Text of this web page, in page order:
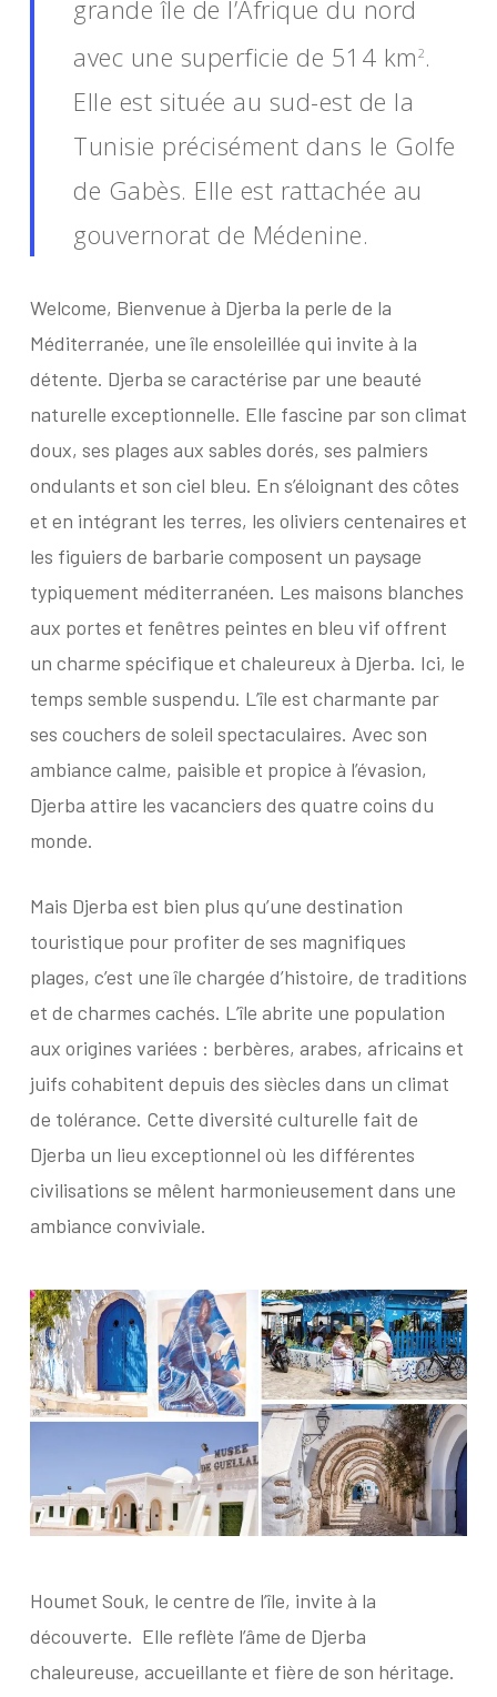
grande île de l’Afrique du nord
avec une superficie de 514 km 2 .
Elle est située au sud-est de la
Tunisie précisément dans le Golfe
de Gabès. Elle est rattachée au
gouvernorat de Médenine.
Welcome, Bienvenue à Djerba la perle de la
Méditerranée, une île ensoleillée qui invite à la
détente. Djerba se caractérise par une beauté
naturelle exceptionnelle. Elle fascine par son climat
doux, ses plages aux sables dorés, ses palmiers
ondulants et son ciel bleu. En s’éloignant des côtes
et en intégrant les terres, les oliviers centenaires et
les figuiers de barbarie composent un paysage
typiquement méditerranéen. Les maisons blanches
aux portes et fenêtres peintes en bleu vif offrent
un charme spécifique et chaleureux à Djerba. Ici, le
temps semble suspendu. L’île est charmante par
ses couchers de soleil spectaculaires. Avec son
ambiance calme, paisible et propice à l’évasion,
Djerba attire les vacanciers des quatre coins du
monde.
Mais Djerba est bien plus qu’une destination
touristique pour profiter de ses magnifiques
plages, c’est une île chargée d’histoire, de traditions
et de charmes cachés. L’île abrite une population
aux origines variées : berbères, arabes, africains et
juifs cohabitent depuis des siècles dans un climat
de tolérance. Cette diversité culturelle fait de
Djerba un lieu exceptionnel où les différentes
civilisations se mêlent harmonieusement dans une
ambiance conviviale.
Houmet Souk, le centre de l’île, invite à la
découverte. Elle reflète l’âme de Djerba
chaleureuse, accueillante et fière de son héritage.